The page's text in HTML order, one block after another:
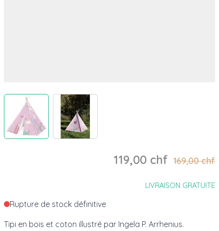
View larger imageView larger image
169,00 chf
119,00 chf
LIVRAISON GRATUITE
Rupture de stock définitive
Tipi en bois et coton illustré par Ingela P. Arrhenius.